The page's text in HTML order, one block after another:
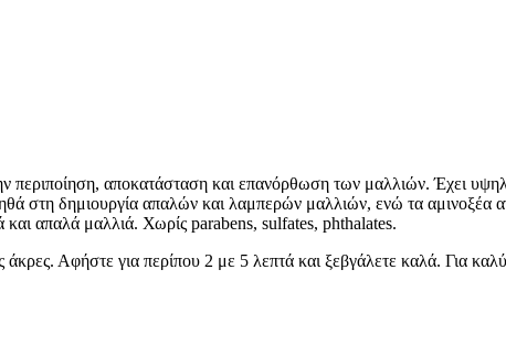
περιποίηση, αποκατάσταση και επανόρθωση των μαλλιών. Έχει
στη δημιουργία απαλών και λαμπερών μαλλιών, ενώ τα αμινοξέα
απαλά μαλλιά. Χωρίς parabens, sulfates, phthalates.
Αφήστε για περίπου 2 με 5 λεπτά και ξεβγάλετε καλά. Για